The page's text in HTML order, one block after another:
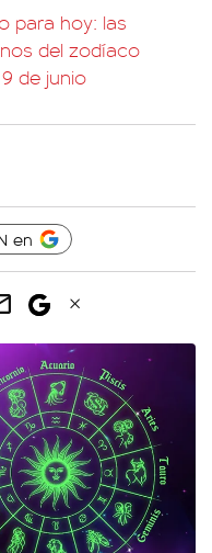
para hoy: las
del zodíaco
de junio
en